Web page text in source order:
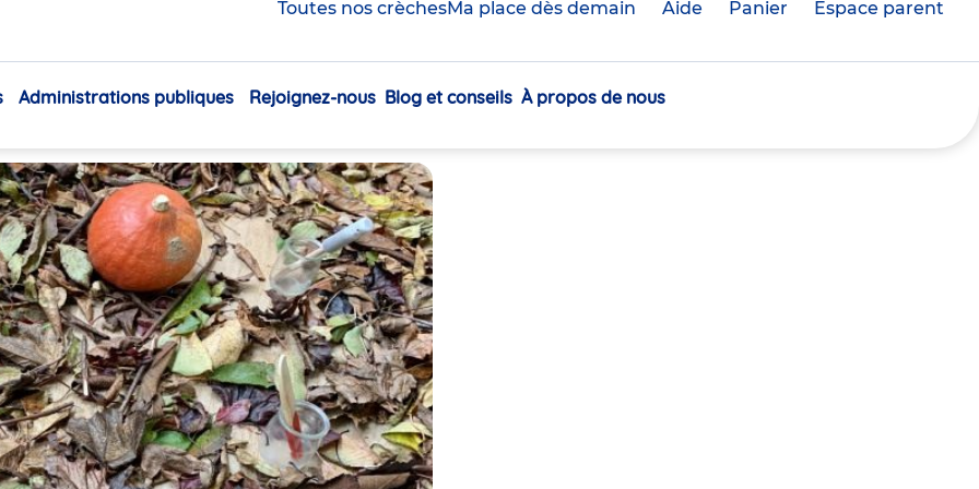
Toutes nos crèchesMa place dès demain Aide Panier crèche(s)
Espace parent
Navigation
Administrations publiques Rejoignez-nous Blog et conseils À propos de nous
?